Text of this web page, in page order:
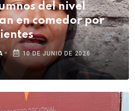
del nivel
en comedor por
10 DE JUNIO DE 2026